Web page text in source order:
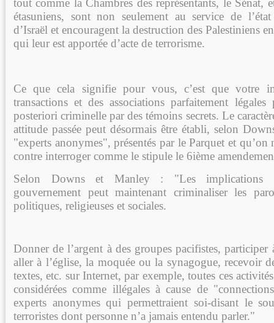
tout comme la Chambres des représentants, le Sénat,
étasuniens, sont non seulement au service de
d’Israël et encouragent la destruction des Palestiniens
qui leur est apportée d’acte de terrorisme.
Ce que cela signifie pour vous, c’est que votre
transactions et des associations parfaitement légales
posteriori criminelle par des témoins secrets. Le
attitude passée peut désormais être établi, selon
"experts anonymes", présentés par le Parquet et
contre interroger comme le stipule le 6ième
Selon Downs et Manley : "Les implications
gouvernement peut maintenant criminaliser les
politiques, religieuses et sociales.
Donner de l’argent à des groupes pacifistes, participer
aller à l’église, la moquée ou la synagogue, recevoir
textes, etc. sur Internet, par exemple, toutes ces
considérées comme illégales à cause de
experts anonymes qui permettraient soi-disant le
terroristes dont personne n’a jamais entendu parler."